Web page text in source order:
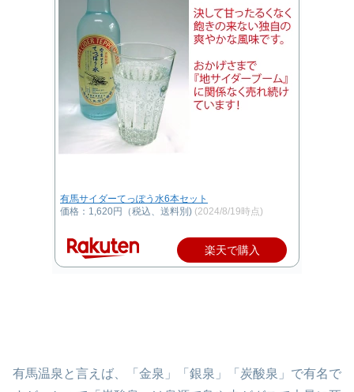
有馬サイダーてっぽう水6本セット
価格：1,620円（税込、送料別) (2024/8/19時点)
楽天で購入
有馬温泉と言えば、「金泉」「銀泉」「炭酸泉」で有名で